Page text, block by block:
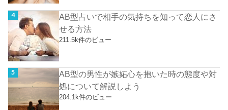
AB型占いで相手の気持ちを知って恋人にさ
せる方法
211.5k件のビュー
AB型の男性が嫉妬心を抱いた時の態度や対
処について解説しよう
204.1k件のビュー